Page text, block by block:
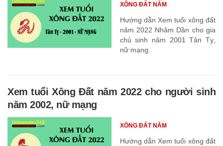
Hướng dẫn Xem tuổi xông đất
năm 2022 Nhâm Dần cho gia
chủ sinh năm 2001 Tân Tỵ,
nữ mạng.
XÔNG ĐẤT NĂM
Xem tuổi Xông Đất năm 2022 cho người sinh
năm 2002, nữ mạng
Hướng dẫn Xem tuổi xông đất
XÔNG ĐẤT NĂM